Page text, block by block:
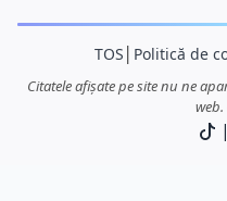
TOS Politică de
Citatele afișate pe site nu ne
web.
|